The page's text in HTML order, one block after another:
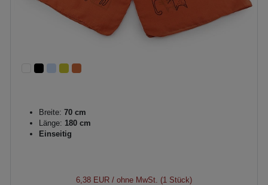
Breite: 70 cm
Länge: 180 cm
Einseitig
6,38 EUR / ohne MwSt. (1 Stück)